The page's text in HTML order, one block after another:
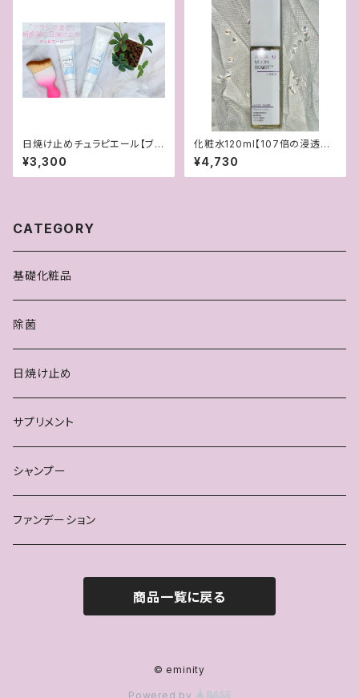
日焼け止めチュラピエール【ブラ
シで塗る新感覚日焼け止め】
¥3,300
化粧水120ml【107倍の浸透で
お肌にしみこむ！イオン化化粧
水】
¥4,730
CATEGORY
基礎化粧品
除菌
日焼け止め
サプリメント
シャンプー
ファンデーション
商品一覧に戻る
© eminity
Powered by